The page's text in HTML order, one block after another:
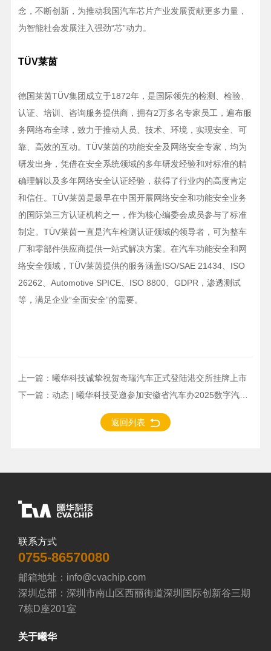
念，不断创新，为推动我国汽车芯片产业发展贡献更多力量，
为智能社会发展注入强劲“芯”动力。
TÜV莱茵
德国莱茵TÜV集团成立于1872年，是国际领先的检测、检验、
认证、培训、咨询服务提供商，拥有2万多名专家员工，遍布服
务网络布全球，致力于推动人员、技术、环境，实现安全、可
靠、高效的互动。TÜV莱茵的功能安全及网络安全专家，均为
研发出身，凭借在安全系统领域的多年研发经验和对标准的精
确理解以及多年网络安全认证经验，获得了行业内的高度肯定
和信任。TÜV莱茵是最早在中国开展网络安全和功能安全业务
的国际第三方认证机构之一，作为核心编委会成员参与了标准
制定。TÜV莱茵一直是汽车检测认证领域的领导者，可为整车
厂和零部件供应商提供一站式解决方案。在汽车功能安全和网
络安全领域，TÜV莱茵提供的服务涵盖ISO/SAE 21434、ISO
26262、Automotive SPICE、ISO 8800、GDPR，渗透测试
等，满足企业“全面安全”的需要。
上一篇： 曦华科技诚挚祝贺奇瑞汽车正式登陆港交所挂牌上市
下一篇： 动态 | 曦华科技受邀参加安徽省汽车办2025数字汽车先锋荟暨车芯联动对接会
返回列表
联系方式
0755-86570080
邮箱地址：info@cvachip.com
深圳总部：深圳市南山区西丽街道深圳国际创新谷三期
7栋D座201室
关于曦华